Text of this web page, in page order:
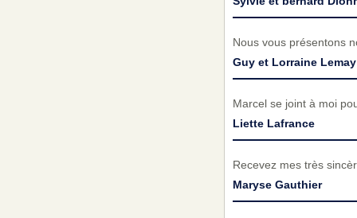
Nous vous présentons
Guy et Lorraine Lemay
Marcel se joint à moi
Liette Lafrance
Recevez mes très
Maryse Gauthier